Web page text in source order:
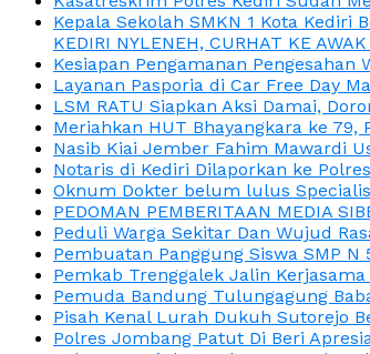
Kepala Sekolah SMKN 1 Kota Kediri
KEDIRI NYLENEH, CURHAT KE
Kesiapan Pengamanan Pengesahan
Layanan Pasporia di Car Free Day
LSM RATU Siapkan Aksi Damai,
Meriahkan HUT Bhayangkara ke 79,
Nasib Kiai Jember Fahim Mawardi
Notaris di Kediri Dilaporkan ke
Oknum Dokter belum lulus
PEDOMAN PEMBERITAAN MEDIA
Peduli Warga Sekitar Dan Wujud
Pembuatan Panggung Siswa SMP
Pemkab Trenggalek Jalin
Pemuda Bandung Tulungagung
Pisah Kenal Lurah Dukuh Sutorejo
Polres Jombang Patut Di Beri